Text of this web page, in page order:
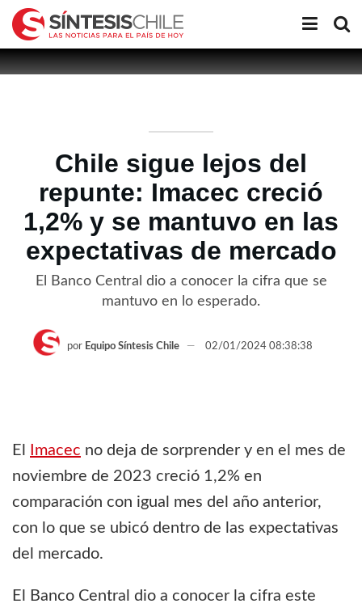
Chile sigue lejos del
repunte: Imacec creció
1,2% y se mantuvo en las
expectativas de mercado
El Banco Central dio a conocer la cifra que se
mantuvo en lo esperado.
por Equipo Síntesis Chile 02/01/2024 08:38:38
El Imacec no deja de sorprender y en el mes de
noviembre de 2023 creció 1,2% en
comparación con igual mes del año anterior,
con lo que se ubicó dentro de las expectativas
del mercado.
El Banco Central dio a conocer la cifra este